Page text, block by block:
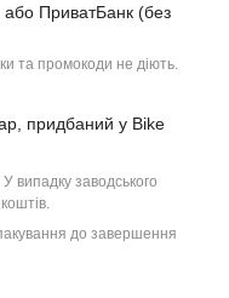
ПриватБанк (без
та промокоди не діють.
придбаний у Bike
випадку заводського
до завершення